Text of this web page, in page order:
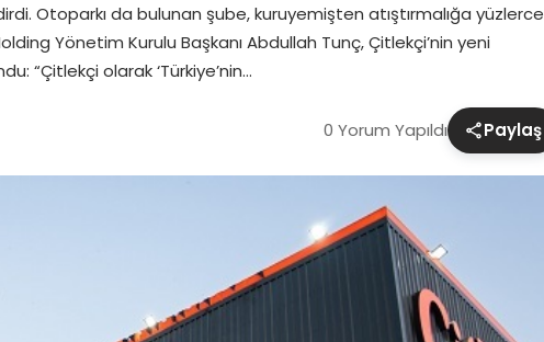
Otoparkı da bulunan şube, kuruyemişten atıştırmalığa yüzlerce
Yönetim Kurulu Başkanı Abdullah Tunç, Çitlekçi’nin yeni
“Çitlekçi olarak ‘Türkiye’nin…
0 Yorum Yapıldı Paylaş